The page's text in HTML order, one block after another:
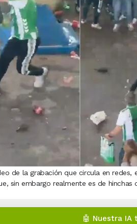
de la grabación que circula en
sin embargo realmente es de hinchas
🤖 Nuestra IA